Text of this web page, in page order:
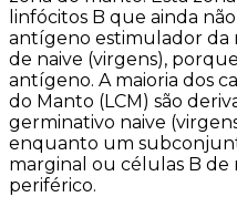
linfócitos B que ainda
antígeno estimulador da
de naive (virgens),
antígeno. A maioria dos
do Manto (LCM) são
germinativo naive
enquanto um
marginal ou células B de
periférico.